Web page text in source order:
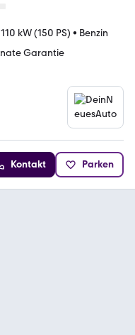
110 kW (150 PS) • Benzin
Garantie
Kontakt Parken